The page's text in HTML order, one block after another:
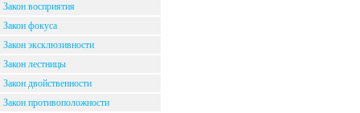
Закон восприятия
Закон фокуса
Закон эксклюзивности
Закон лестницы
Закон двойственности
Закон противоположности